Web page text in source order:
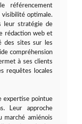
référencement
visibilité optimale.
leur stratégie de
rédaction web et
des sites sur les
compréhension
à ses clients
requêtes locales
expertise pointue
Leur approche
marché amiénois